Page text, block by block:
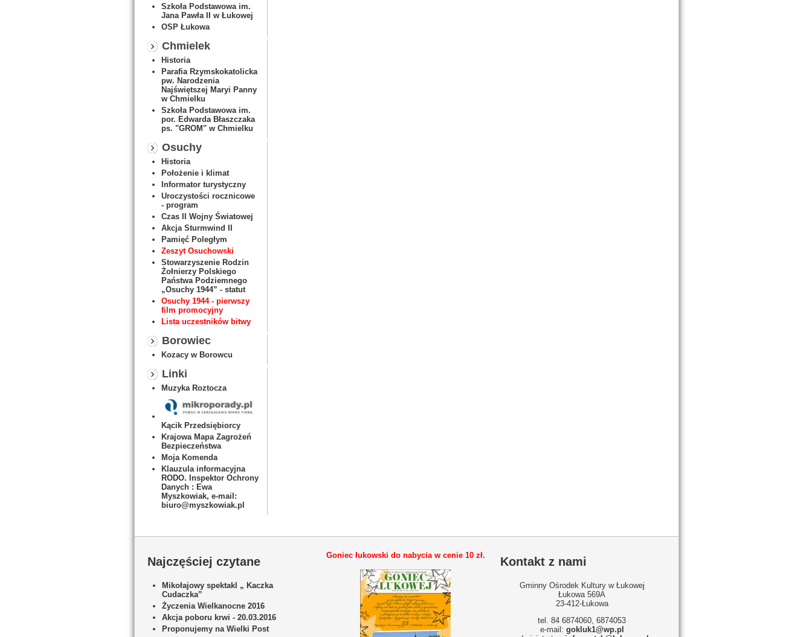
Szkoła Podstawowa im.
Jana Pawła II w Łukowej
OSP Łukowa
Chmielek
Historia
Parafia Rzymskokatolicka
pw. Narodzenia
Najświętszej Maryi Panny
w Chmielku
Szkoła Podstawowa im.
por. Edwarda Błaszczaka
ps. "GROM" w Chmielku
Osuchy
Historia
Położenie i klimat
Informator turystyczny
Uroczystości rocznicowe
- program
Czas II Wojny Światowej
Akcja Sturmwind II
Pamięć Poległym
Zeszyt Osuchowski
Stowarzyszenie Rodzin
Żołnierzy Polskiego
Państwa Podziemnego
„Osuchy 1944” - statut
Osuchy 1944 - pierwszy
film promocyjny
Lista uczestników bitwy
Borowiec
Kozacy w Borowcu
Linki
Muzyka Roztocza
Kącik Przedsiębiorcy
Krajowa Mapa Zagrożeń
Bezpieczeństwa
Moja Komenda
Klauzula informacyjna
RODO. Inspektor Ochrony
Danych : Ewa
Myszkowiak, e-mail:
biuro@myszkowiak.pl
Najczęściej czytane
Mikołajowy spektakl „ Kaczka
Cudaczka”
Życzenia Wielkanocne 2016
Akcja poboru krwi - 20.03.2016
Proponujemy na Wielki Post
Goniec łukowski do nabycia w cenie 10 zł. Kontakt z nami
Gminny Ośrodek Kultury w Łukowej
Łukowa 569A
23-412-Łukowa
tel. 84 6874060, 6874053
e-mail: gokluk1@wp.pl